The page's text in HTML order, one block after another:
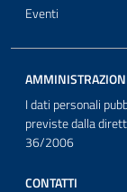
Eventi
I dati personali
previste dalla
36/2006
CONTATTI